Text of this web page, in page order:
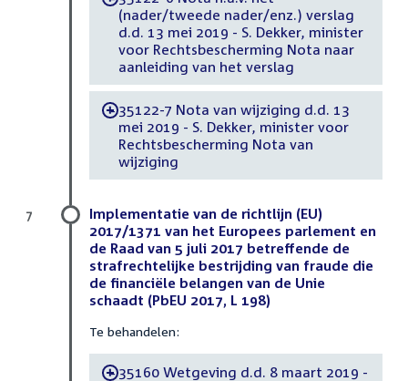
(nader/tweede nader/enz.) verslag
d.d. 13 mei 2019 - S. Dekker, minister
voor Rechtsbescherming Nota naar
aanleiding van het verslag
-35122-7 Nota van wijziging d.d. 13
mei 2019 - S. Dekker, minister voor
Rechtsbescherming Nota van
wijziging
Implementatie van de richtlijn (EU)
2017/1371 van het Europees parlement en
de Raad van 5 juli 2017 betreffende de
strafrechtelijke bestrijding van fraude die
de financiële belangen van de Unie
schaadt (PbEU 2017, L 198)
Te behandelen:
-35160 Wetgeving d.d. 8 maart 2019 -
7